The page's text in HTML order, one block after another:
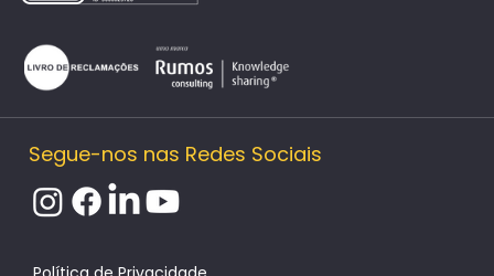
Segue-nos nas Redes Sociais